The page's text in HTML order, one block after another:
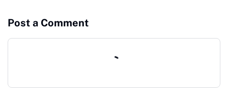
Post a Comment